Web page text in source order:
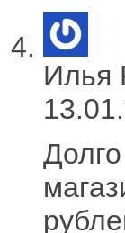
Илья